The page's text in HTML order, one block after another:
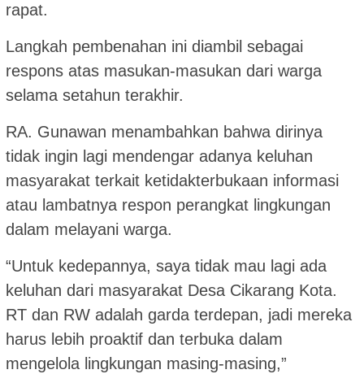
rapat.
Langkah pembenahan ini diambil sebagai
respons atas masukan-masukan dari warga
selama setahun terakhir.
RA. Gunawan menambahkan bahwa dirinya
tidak ingin lagi mendengar adanya keluhan
masyarakat terkait ketidakterbukaan informasi
atau lambatnya respon perangkat lingkungan
dalam melayani warga.
“Untuk kedepannya, saya tidak mau lagi ada
keluhan dari masyarakat Desa Cikarang Kota.
RT dan RW adalah garda terdepan, jadi mereka
harus lebih proaktif dan terbuka dalam
mengelola lingkungan masing-masing,”